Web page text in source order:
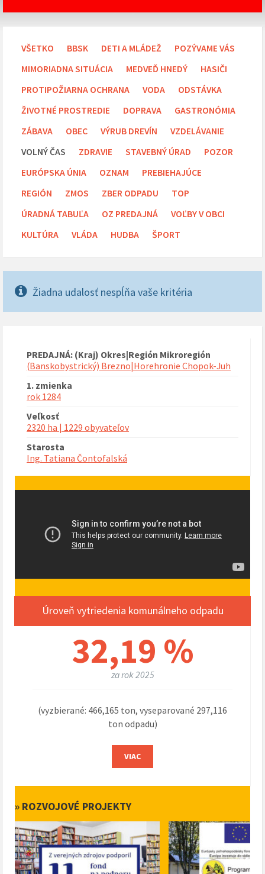
VŠETKO BBSK DETI A MLÁDEŽ
POZÝVAME VÁS
MIMORIADNA SITUÁCIA
MEDVEĎ HNEDÝ
HASIČI
PROTIPOŽIARNA OCHRANA
VODA
ODSTÁVKA
ŽIVOTNÉ PROSTREDIE
DOPRAVA
GASTRONÓMIA
ZÁBAVA
OBEC VÝRUB DREVÍN
VZDELÁVANIE
VOLNÝ ČAS
ZDRAVIE STAVEBNÝ ÚRAD
POZOR
EURÓPSKA ÚNIA
OZNAM
PREBIEHAJÚCE
REGIÓN
ZMOS ZBER ODPADU
TOP
ÚRADNÁ TABUĽA
OZ PREDAJNÁ
VOĽBY V OBCI
KULTÚRA
VLÁDA HUDBA ŠPORT
Žiadna udalosť nespĺňa vaše kritéria
PREDAJNÁ: (Kraj) Okres|Región Mikroregión
(Banskobystrický) Brezno|Horehronie Chopok-Juh
1. zmienka
rok 1284
Veľkosť
2320 ha | 1229 obyvateľov
Starosta
Ing. Tatiana Čontofalská
Úroveň vytriedenia komunálneho odpadu
32,19 %
za rok 2025
(vyzbierané: 466,165 ton, vyseparované 297,116
ton odpadu)
VIAC
» ROZVOJOVÉ PROJEKTY